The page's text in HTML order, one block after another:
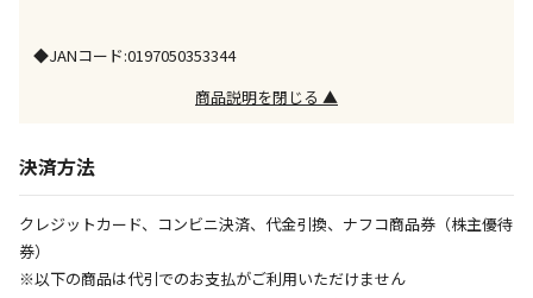
決定となります。
エアコンの取付工事が必要な商品です。別途費用が発
生する場合がございます。
商品購入個数ごとに送料がかかる商品です
◆JANコード:0197050353344
商品説明を閉じる ▲
決済方法
クレジットカード、コンビニ決済、代金引換、ナフコ商品券（株主優待
券）
※以下の商品は代引でのお支払がご利用いただけません